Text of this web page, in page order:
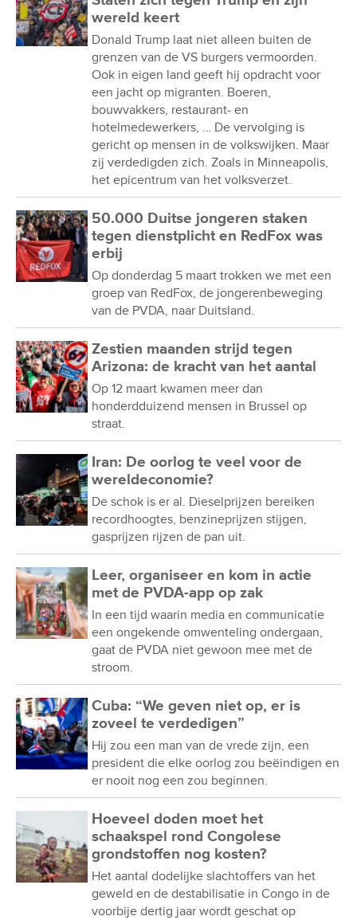
wereld keert
Donald Trump laat niet alleen buiten de
grenzen van de VS burgers vermoorden.
Ook in eigen land geeft hij opdracht voor
een jacht op migranten. Boeren,
bouwvakkers, restaurant- en
hotelmedewerkers, … De vervolging is
gericht op mensen in de volkswijken. Maar
zij verdedigden zich. Zoals in Minneapolis,
het epicentrum van het volksverzet.
50.000 Duitse jongeren staken
tegen dienstplicht en RedFox was
erbij
Op donderdag 5 maart trokken we met een
groep van RedFox, de jongerenbeweging
van de PVDA, naar Duitsland.
Zestien maanden strijd tegen
Arizona: de kracht van het aantal
Op 12 maart kwamen meer dan
honderdduizend mensen in Brussel op
straat.
Iran: De oorlog te veel voor de
wereldeconomie?
De schok is er al. Dieselprijzen bereiken
recordhoogtes, benzineprijzen stijgen,
gasprijzen rijzen de pan uit.
Leer, organiseer en kom in actie
met de PVDA-app op zak
In een tijd waarin media en communicatie
een ongekende omwenteling ondergaan,
gaat de PVDA niet gewoon mee met de
stroom.
Cuba: “We geven niet op, er is
zoveel te verdedigen”
Hij zou een man van de vrede zijn, een
president die elke oorlog zou beëindigen en
er nooit nog een zou beginnen.
Hoeveel doden moet het
schaakspel rond Congolese
grondstoffen nog kosten?
Het aantal dodelijke slachtoffers van het
geweld en de destabilisatie in Congo in de
voorbije dertig jaar wordt geschat op